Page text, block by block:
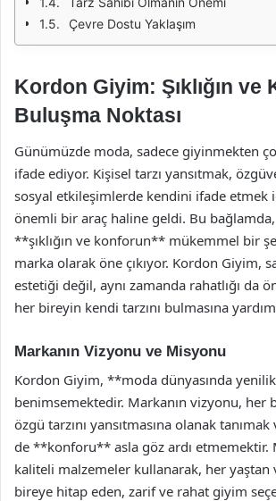
Çevre Dostu Yaklaşım
Kordon Giyim: Şıklığın ve
Buluşma Noktası
Günümüzde moda, sadece giyinmekten
ifade ediyor. Kişisel tarzı yansıtmak,
sosyal etkileşimlerde kendini ifade etmek
önemli bir araç haline geldi. Bu
**şıklığın ve konforun** mükemmel bir
marka olarak öne çıkıyor. Kordon Giyim,
estetiği değil, aynı zamanda rahatlığı da
her bireyin kendi tarzını bulmasına
Markanın Vizyonu ve Misyonu
Kordon Giyim, **moda dünyasında
benimsemektedir. Markanın vizyonu, her
özgü tarzını yansıtmasına olanak
de **konforu** asla göz ardı etmemektir.
kaliteli malzemeler kullanarak, her yaştan
bireye hitap eden, zarif ve rahat giyim